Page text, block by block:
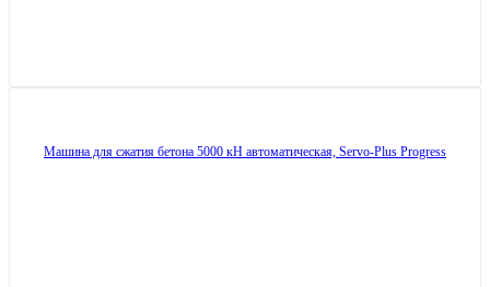
Машина для сжатия бетона 5000 кН автоматическая, Servo-Plus Progress